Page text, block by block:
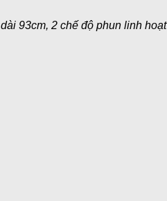
93cm, 2 chế độ phun linh hoạt